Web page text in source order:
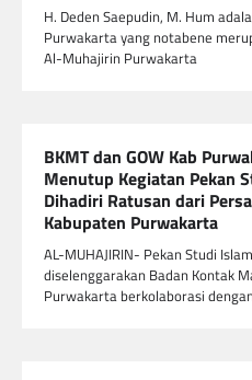
H. Deden Saepudin, M. Hum
Purwakarta yang notabene
Al-Muhajirin Purwakarta
BKMT dan GOW Kab
Menutup Kegiatan Pekan
Dihadiri Ratusan dari
Kabupaten Purwakarta
AL-MUHAJIRIN- Pekan Studi
diselenggarakan Badan Kontak
Purwakarta berkolaborasi